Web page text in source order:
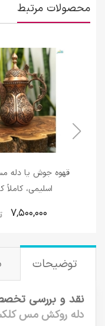
محصولات مرتبط
قهوه جوش یا دله
اسلیمی، کاملاً
7,500,000
توضیحات
نقد و بررسی
دله روکش مس